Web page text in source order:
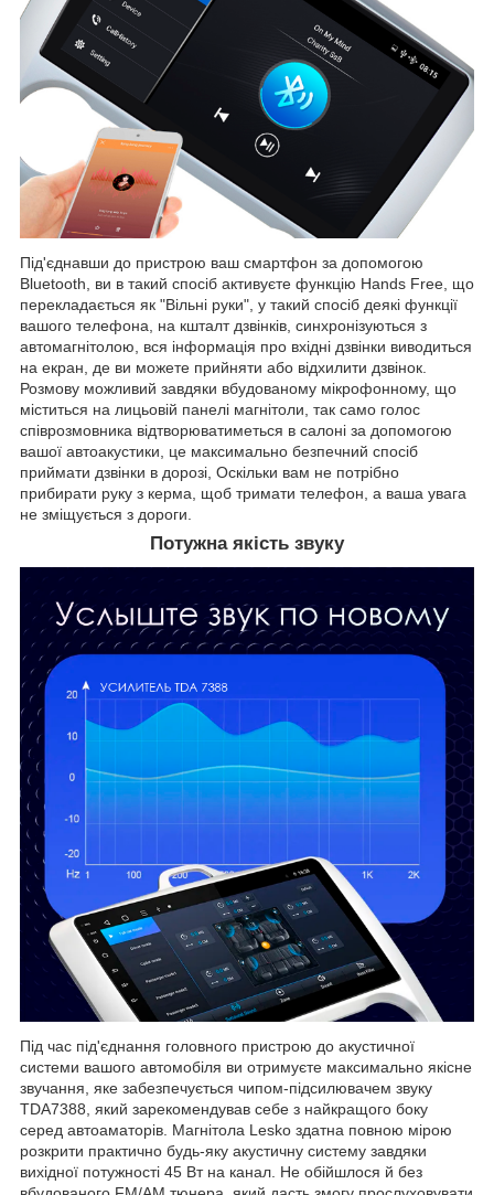
Під'єднавши до пристрою ваш смартфон за допомогою
Bluetooth, ви в такий спосіб активуєте функцію Hands Free, що
перекладається як "Вільні руки", у такий спосіб деякі функції
вашого телефона, на кшталт дзвінків, синхронізуються з
автомагнітолою, вся інформація про вхідні дзвінки виводиться
на екран, де ви можете прийняти або відхилити дзвінок.
Розмову можливий завдяки вбудованому мікрофонному, що
міститься на лицьовій панелі магнітоли, так само голос
співрозмовника відтворюватиметься в салоні за допомогою
вашої автоакустики, це максимально безпечний спосіб
приймати дзвінки в дорозі, Оскільки вам не потрібно
прибирати руку з керма, щоб тримати телефон, а ваша увага
не зміщується з дороги.
Потужна якість звуку
Під час під'єднання головного пристрою до акустичної
системи вашого автомобіля ви отримуєте максимально якісне
звучання, яке забезпечується чипом-підсилювачем звуку
TDA7388, який зарекомендував себе з найкращого боку
серед автоаматорів. Магнітола Lesko здатна повною мірою
розкрити практично будь-яку акустичну систему завдяки
вихідної потужності 45 Вт на канал. Не обійшлося й без